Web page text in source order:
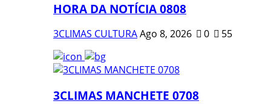
HORA DA NOTÍCIA 0808
3CLIMAS CULTURAAgo 8, 2026 0 55
3CLIMAS MANCHETE 0708